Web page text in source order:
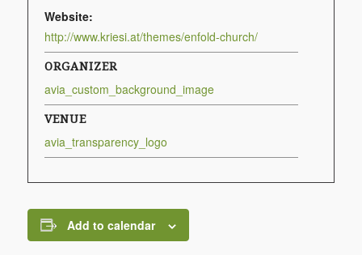
Website:
http://www.kriesi.at/themes/enfold-church/
ORGANIZER
avia_custom_background_image
VENUE
avia_transparency_logo
Add to calendar